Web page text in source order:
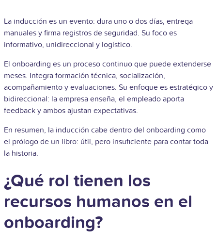
La inducción es un evento: dura uno o dos días, entrega
manuales y firma registros de seguridad. Su foco es
informativo, unidireccional y logístico.
El onboarding es un proceso continuo que puede extenderse
meses. Integra formación técnica, socialización,
acompañamiento y evaluaciones. Su enfoque es estratégico y
bidireccional: la empresa enseña, el empleado aporta
feedback y ambos ajustan expectativas.
En resumen, la inducción cabe dentro del onboarding como
el prólogo de un libro: útil, pero insuficiente para contar toda
la historia.
¿Qué rol tienen los
recursos humanos en el
onboarding?